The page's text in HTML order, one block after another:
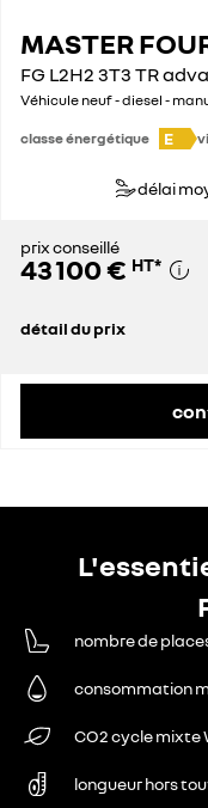
MASTER
FG L2H2 3T3 TR
Véhicule neuf - diesel -
classe énergétique E
délai
prix conseillé
43 100 € HT*
détail du prix
nombre de
consommation
CO2 cycle mixte
longueur hors